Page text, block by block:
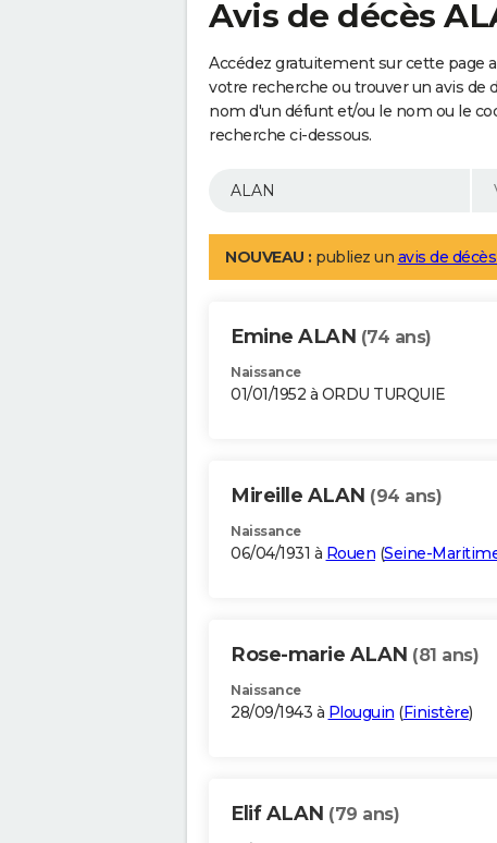
Avis de décès
Accédez gratuitement sur cette page
votre recherche ou trouver un avis de
nom d'un défunt et/ou le nom ou le
recherche ci-dessous.
NOUVEAU : publiez un avis de
Emine ALAN (74 ans)
Naissance
01/01/1952 à ORDU TURQUIE
Mireille ALAN (94 ans)
Naissance
06/04/1931 à Rouen (Seine-
Rose-marie ALAN (81 ans)
Naissance
28/09/1943 à Plouguin (Finistère)
Elif ALAN (79 ans)